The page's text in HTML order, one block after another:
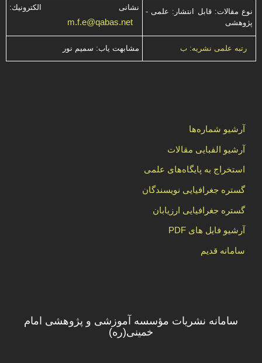
نوع مقالات: قابل انتشار: علمی -
پژوهشی
نشانی الكترونیك:
m.f.e@qabas.net
رتبه علمی نشریه: ب مشابهت ياب: سميم نور
آرشیو شماره‌ها
آرشیو الفبایی مقالات
استخراج به پایگاه‌های علمی
گستره جغرافیایی نویسندگان
گستره جغرافیایی ارزیابان
آرشیو فایل های PDF
سامانه قدیم
سامانه نشریات مؤسسه آموزشی و پژوهشی امام
خمینی(ره)